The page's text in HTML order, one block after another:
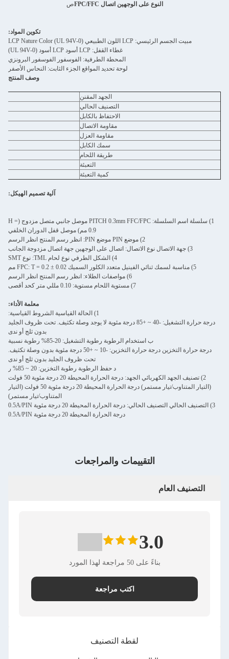
النوع على الوجهين اتصال FPC/FFC
ص
تكوين المواد:
مبيت الجسم الرئيسي: LCP اللون الطبيعي LCP Nature Color (UL 94V-0)
غطاء القفل: LCP أسود LCP أسود (UL 94V-0)
المحطة الطرفية: الفوسفور الفوسفور البرونزي
لوحة تحديد المواقع الجزء الثابت: النحاس الأصفر
وصف المنتج
الجهد المقنن
التصنيف الحالي
الاحتفاظ بالكابل
مقاومة الاتصال
مقاومة العزل
سمك الكابل
طريقة اللحام
التعبئة
كمية التعبئة
آلية تصميم الهيكل:
1) سلسلة اسم السلسلة: PITCH 0.3mm FFC/FPC موصل جانبي متصل مزدوج (H =
0.9 مم) موصل قفل الدوران الخلفي
2) موضع PIN موضع PIN: انظر رسم المنتج انظر الرسم
3) جهة الاتصال نوع الاتصال: اتصال على الوجهين جهة اتصال مزدوجة الجانب
4) الشكل الطرفي نوع لحام TML: نوع SMT
5) مناسبة لسمك ثنائي الفينيل متعدد الكلور السميك FPC: T = 0.2 ± 0.02 مم
6) مواصفات الطلاء: انظر رسم المنتج انظر الرسم
7) مستوية اللحام مستوية: 0.10 مللي متر كحد أقصى
معلمة الأداء:
1) الحالة القياسية الشروط القياسية:
درجة حرارة التشغيل: -40 ~ +85 درجة مئوية لا يوجد وصلة تكثيف. تحت ظروف الجليد
بدون ثلج أو ندى
ب استخدام الرطوبة رطوبة التشغيل: 20-85% رطوبة نسبية
درجة حرارة التخزين درجة حرارة التخزين: -10 ~ +50 درجة مئوية بدون وصلة تكثيف.
تحت ظروف الجليد بدون ثلج أو ندى
د حفظ الرطوبة رطوبة التخزين: 20 ~ 85% ر
2) تصنيف الجهد الكهربائي الجهد: درجة الحرارة المحيطة 20 درجة مئوية 50 فولت
(التيار المتناوب/تيار مستمر) درجة الحرارة المحيطة 20 درجة مئوية 50 فولت (التيار
المتناوب/تيار مستمر)
3) التصنيف الحالي التصنيف الحالي: درجة الحرارة المحيطة 20 درجة مئوية 0.5A/PIN
درجة الحرارة المحيطة 20 درجة مئوية 0.5A/PIN
التقييمات والمراجعات
التصنيف العام
3.0
بناءً على 50 مراجعة لهذا المورد
اكتب مراجعة
لقطة التصنيف